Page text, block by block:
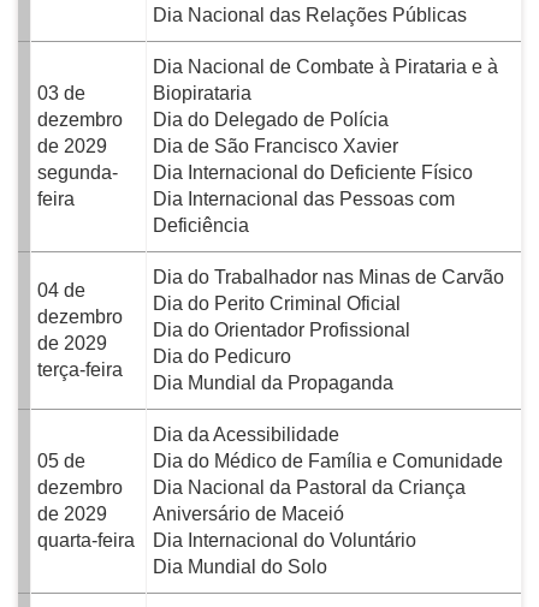
Dia Nacional das Relações Públicas
03 de
dezembro
de 2029
segunda-
feira
Dia Nacional de Combate à Pirataria e à
Biopirataria
Dia do Delegado de Polícia
Dia de São Francisco Xavier
Dia Internacional do Deficiente Físico
Dia Internacional das Pessoas com
Deficiência
04 de
dezembro
de 2029
terça-feira
Dia do Trabalhador nas Minas de Carvão
Dia do Perito Criminal Oficial
Dia do Orientador Profissional
Dia do Pedicuro
Dia Mundial da Propaganda
05 de
dezembro
de 2029
quarta-feira
Dia da Acessibilidade
Dia do Médico de Família e Comunidade
Dia Nacional da Pastoral da Criança
Aniversário de Maceió
Dia Internacional do Voluntário
Dia Mundial do Solo